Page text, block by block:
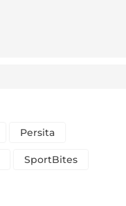
Persita
SportBites